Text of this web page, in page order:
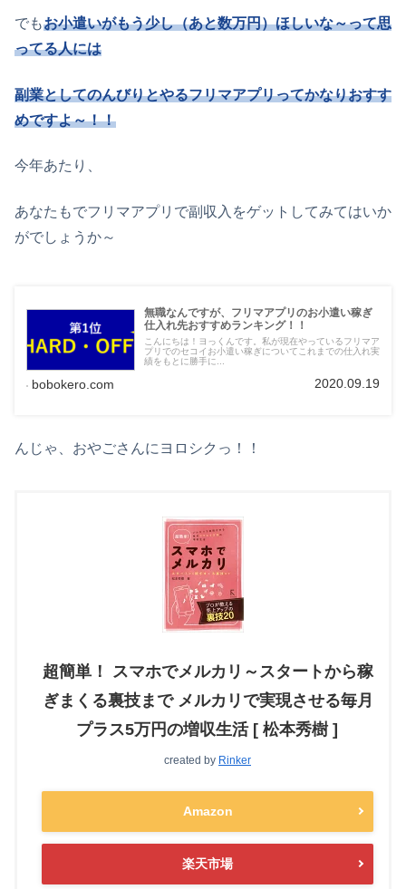
でもお小遣いがもう少し（あと数万円）ほしいな～って思
ってる人には
副業としてのんびりとやるフリマアプリってかなりおすす
めですよ～！！
今年あたり、
あなたもでフリマアプリで副収入をゲットしてみてはいか
がでしょうか～
無職なんですが、フリマアプリのお小遣い稼ぎ
仕入れ先おすすめランキング！！
こんにちは！ヨっくんです。私が現在やっているフリマア
プリでのセコイお小遣い稼ぎについてこれまでの仕入れ実
績をもとに勝手に...
bobokero.com 2020.09.19
んじゃ、おやごさんにヨロシクっ！！
超簡単！ スマホでメルカリ～スタートから稼
ぎまくる裏技まで メルカリで実現させる毎月
プラス5万円の増収生活 [ 松本秀樹 ]
created by Rinker
Amazon
楽天市場